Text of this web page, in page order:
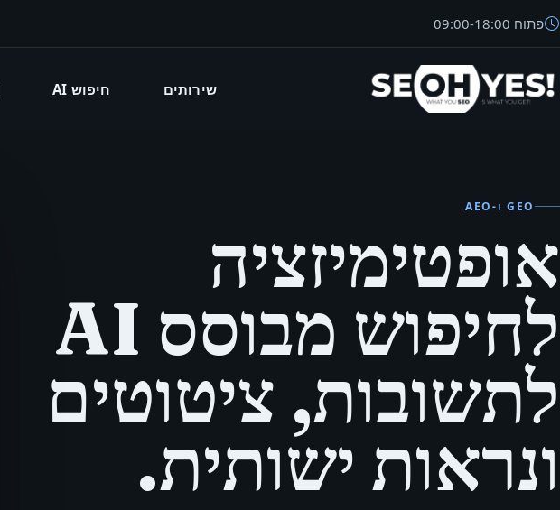
פתוח 09:00-18:00
SEOH שירותים חיפוש AI
GEO ו-AEO
אופטימיזציה
לחיפוש מבוסס AI
לתשובות, ציטוטים
ונראות ישותית.